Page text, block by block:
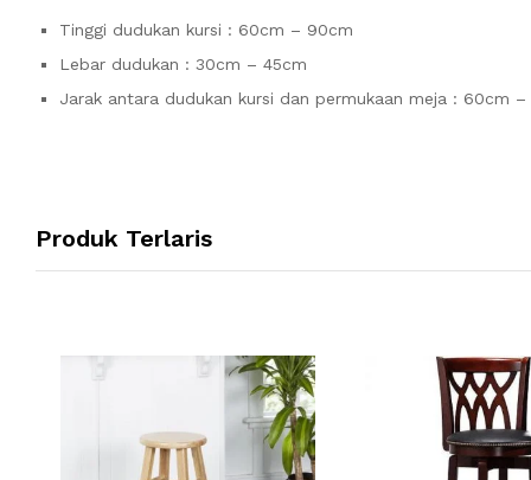
Tinggi dudukan kursi : 60cm – 90cm
Lebar dudukan : 30cm – 45cm
Jarak antara dudukan kursi dan permukaan meja : 60cm
Produk Terlaris